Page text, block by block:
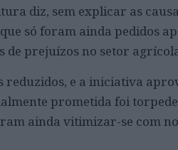
diz, sem explicar as
só foram ainda pedidos
de prejuízos no setor
reduzidos, e a iniciativa
prometida foi
ainda vitimizar-se com